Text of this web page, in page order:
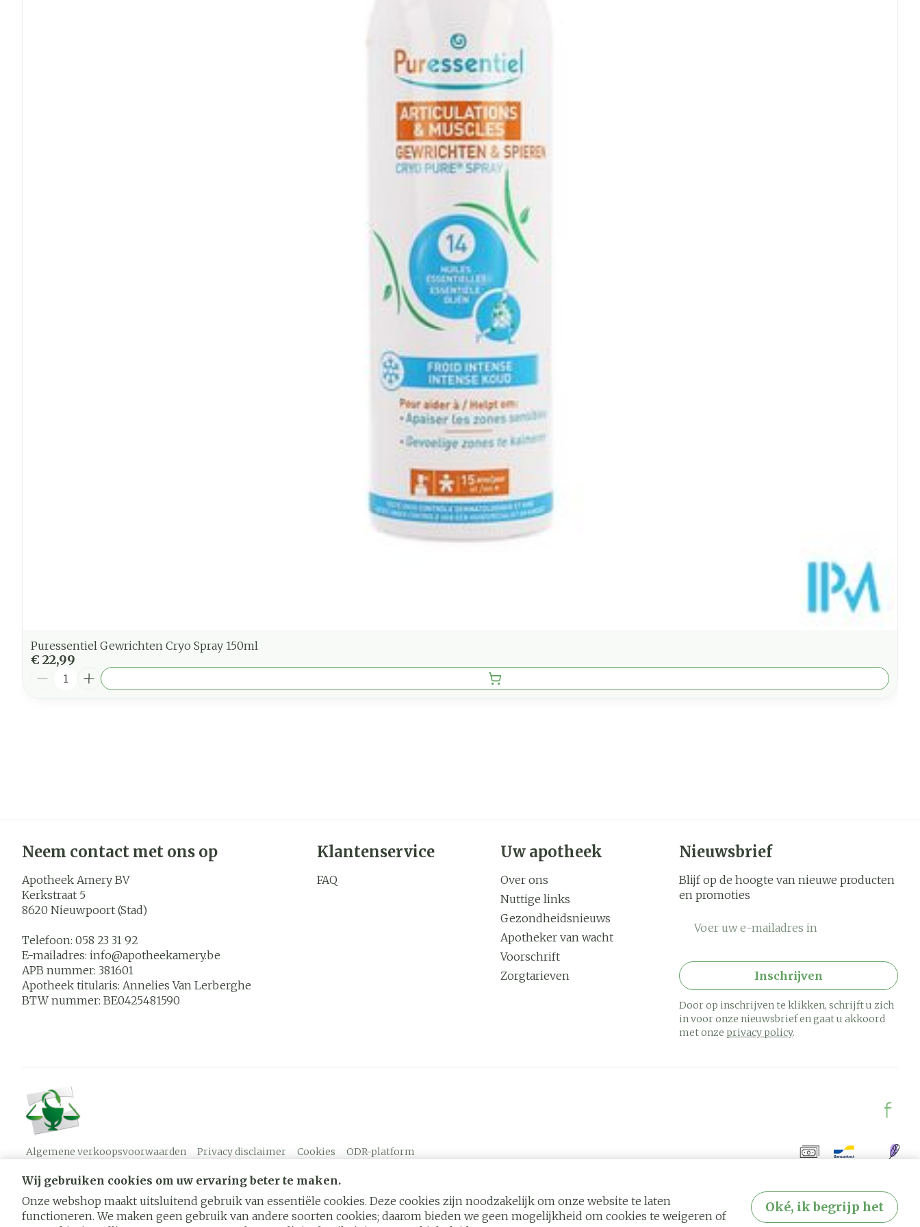
Wij gebruiken cookies om uw ervaring beter te maken.
Onze webshop maakt uitsluitend gebruik van essentiële cookies. Deze cookies zijn noodzakelijk om onze website te laten
functioneren. We maken geen gebruik van andere soorten cookies; daarom bieden we geen mogelijkheid om cookies te weigeren of
Oké, ik begrijp het
Puressentiel Gewrichten Cryo Spray 150ml
€ 22,99
Aantal
Neem contact met ons op
Apotheek Amery BV
Kerkstraat 5
8620 Nieuwpoort (Stad)
Telefoon: 058 23 31 92
E-mailadres: info@apotheekamery.be
APB nummer: 381601
Apotheek titularis: Annelies Van Lerberghe
BTW nummer: BE0425481590
Klantenservice
FAQ
Uw apotheek
Over ons
Nuttige links
Gezondheidsnieuws
Apotheker van wacht
Voorschrift
Zorgtarieven
Nieuwsbrief
Blijf op de hoogte van nieuwe producten
en promoties
Inschrijven
Door op inschrijven te klikken, schrijft u zich
in voor onze nieuwsbrief en gaat u akkoord
met onze privacy policy.
Algemene verkoopsvoorwaarden Privacy disclaimer Cookies ODR-platform